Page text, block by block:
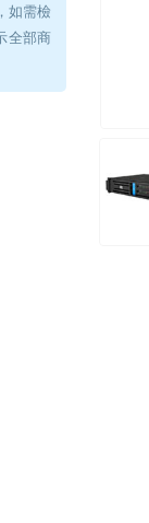
如需檢
全部商